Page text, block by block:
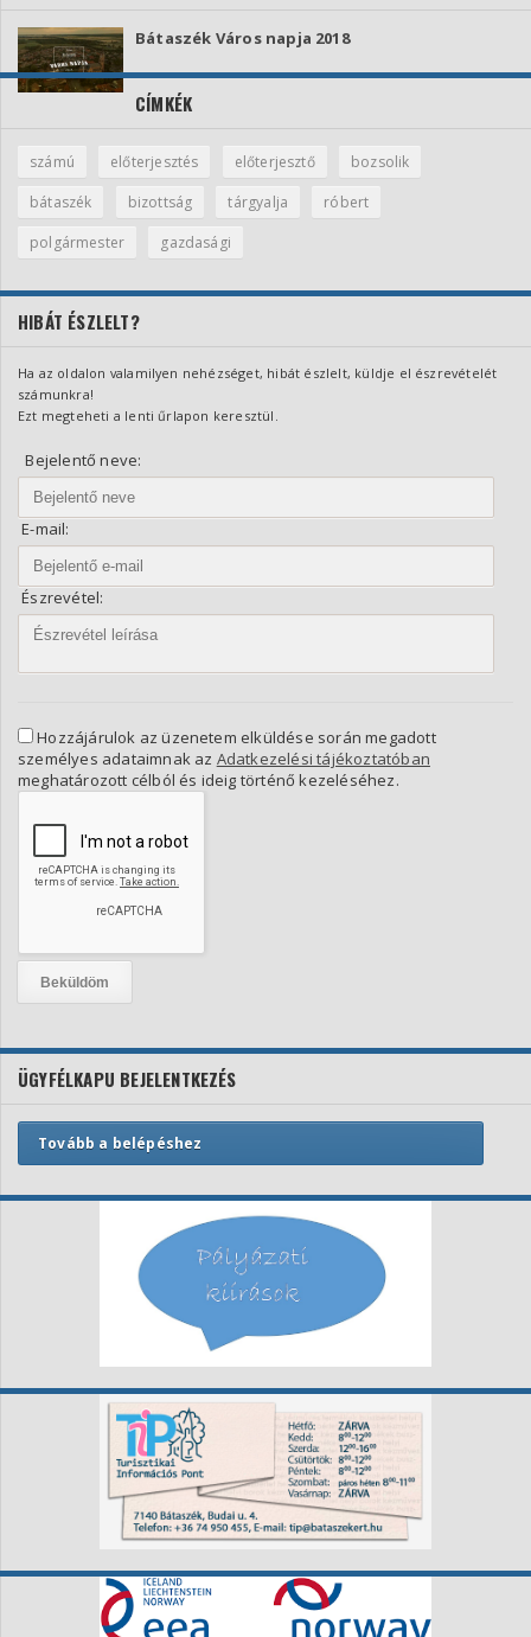
Bátaszék Város napja 2018
CÍMKÉK
számú előterjesztés előterjesztő
bozsolik
bátaszék
bizottság tárgyalja
róbert
polgármester
gazdasági
HIBÁT ÉSZLELT?
Ha az oldalon valamilyen nehézséget, hibát észlelt, küldje el észrevételét
számunkra!
Ezt megteheti a lenti űrlapon keresztül.
Bejelentő neve:
E-mail:
Észrevétel:
Hozzájárulok az üzenetem elküldése során megadott
személyes adataimnak az Adatkezelési tájékoztatóban
meghatározott célból és ideig történő kezeléséhez.
ÜGYFÉLKAPU BEJELENTKEZÉS
Tovább a belépéshez